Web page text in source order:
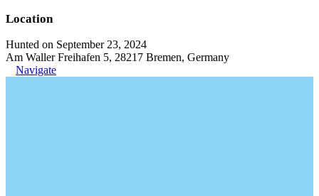
Location
Hunted on September 23, 2024
Am Waller Freihafen 5, 28217 Bremen, Germany
Navigate